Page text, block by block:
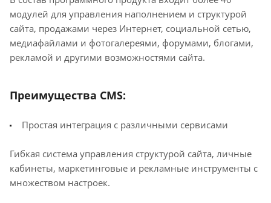
модулей для управления наполнением и структурой
сайта, продажами через Интернет, социальной сетью,
медиафайлами и фотогалереями, форумами, блогами,
рекламой и другими возможностями сайта.
Преимущества CMS:
Простая интеграция с различными сервисами
Гибкая система управления структурой сайта, личные
кабинеты, маркетинговые и рекламные инструменты с
множеством настроек.